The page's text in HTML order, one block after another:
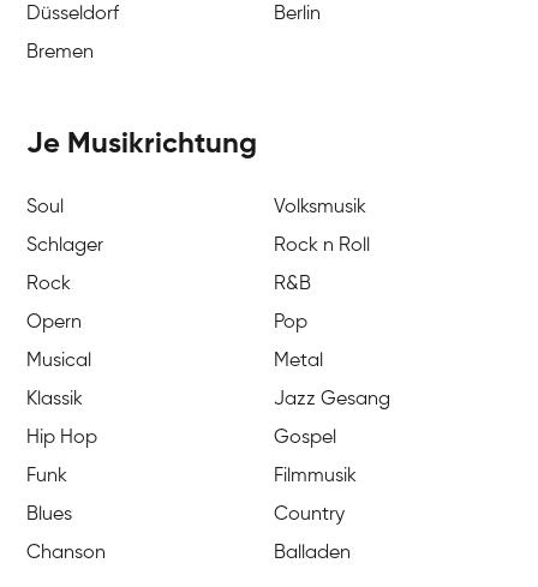
Düsseldorf
Berlin
Bremen
Je Musikrichtung
Soul
Volksmusik
Schlager
Rock n Roll
Rock
R&B
Opern
Pop
Musical
Metal
Klassik
Jazz Gesang
Hip Hop
Gospel
Funk
Filmmusik
Blues
Country
Chanson
Balladen